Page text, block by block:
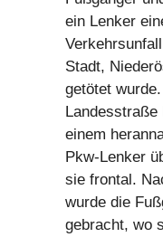
ein Lenker
Stadt,
getötet
Landesstraße
einem
Pkw-Lenker
sie frontal.
wurde die
gebracht, wo